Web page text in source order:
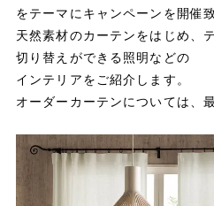
をテーマにキャンペーンを開催
天然素材のカーテンをはじめ、
切り替えができる照明などの
インテリアをご紹介します。
オーダーカーテンについては、